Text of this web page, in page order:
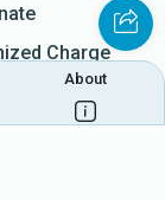
Charge
About